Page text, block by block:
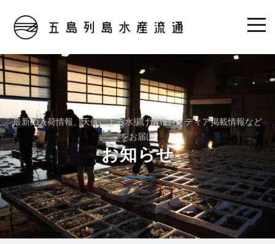
最新の入荷情報、天候による水揚げ情報、メディア掲載情報など
をお届け
お知らせ